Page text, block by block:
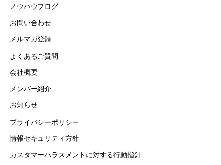
ノウハウブログ
お問い合わせ
メルマガ登録
よくあるご質問
会社概要
メンバー紹介
お知らせ
プライバシーポリシー
情報セキュリティ方針
カスタマーハラスメントに対する行動指針